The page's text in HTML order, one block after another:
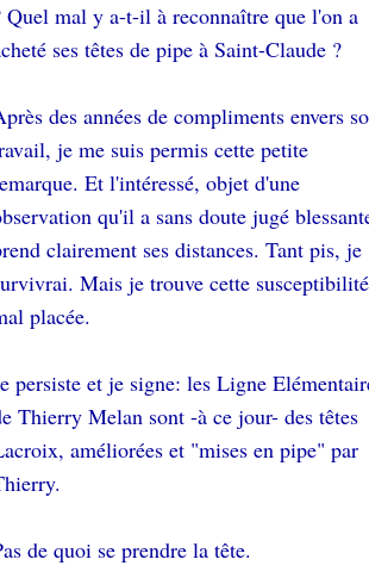
Quel mal y a-t-il à reconnaître que l'on a
ses têtes de pipe à Saint-Claude ?
des années de compliments envers
je me suis permis cette petite
Et l'intéressé, objet d'une
qu'il a sans doute jugé
clairement ses distances. Tant pis, je
Mais je trouve cette susceptibilité
placée.
persiste et je signe: les Ligne
Thierry Melan sont -à ce jour- des têtes
améliorées et "mises en pipe" par
de quoi se prendre la tête.